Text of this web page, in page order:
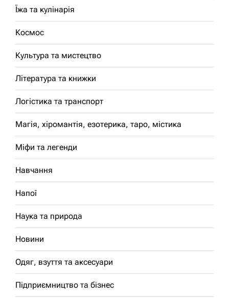
Їжа та кулінарія
Космос
Культура та мистецтво
Література та книжки
Логістика та транспорт
Магія, хіромантія, езотерика, таро, містика
Міфи та легенди
Навчання
Напої
Наука та природа
Новини
Одяг, взуття та аксесуари
Підприємництво та бізнес